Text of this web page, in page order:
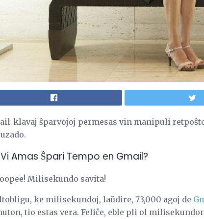
klavaj ŝparvojoj permesas vin manipuli
Amas Ŝpari Tempo en Gmail?
Milisekundo savita!
ke milisekundoj, laŭdire, 73,000 agoj de
tio estas vera. Feliĉe, eble pli ol